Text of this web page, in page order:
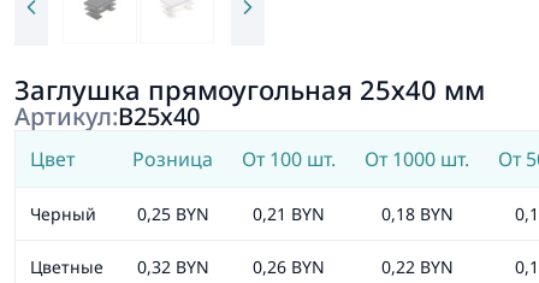
Заглушка прямоугольная 25х40 мм
Артикул:В25х40
Цвет Розница От 100 шт. От 1000 шт. От
Черный 0,25 BYN 0,21 BYN 0,18 BYN
Цветные 0,32 BYN 0,26 BYN 0,22 BYN